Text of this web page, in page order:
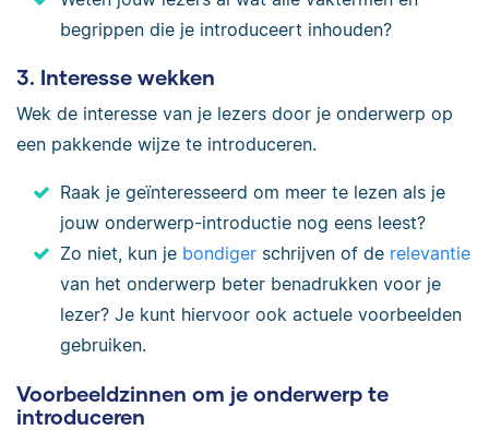
begrippen die je introduceert inhouden?
3. Interesse wekken
Wek de interesse van je lezers door je onderwerp op
een pakkende wijze te introduceren.
Raak je geïnteresseerd om meer te lezen als je
jouw onderwerp-introductie nog eens leest?
Zo niet, kun je bondiger schrijven of de relevantie
van het onderwerp beter benadrukken voor je
lezer? Je kunt hiervoor ook actuele voorbeelden
gebruiken.
Voorbeeldzinnen om je onderwerp te
introduceren